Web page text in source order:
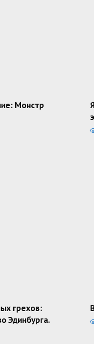
Монстр
грехов:
Эдинбурга.